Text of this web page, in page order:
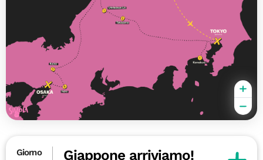
Giorno Giappone arriviamo!